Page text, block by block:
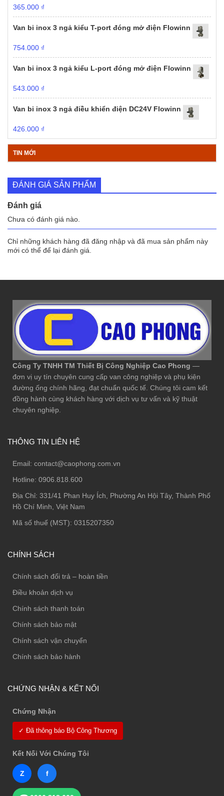
365.000 ₫
Van bi inox 3 ngả kiểu T-port đóng mở điện Flowinn
754.000 ₫
Van bi inox 3 ngả kiểu L-port đóng mở điện Flowinn
543.000 ₫
Van bi inox 3 ngả điều khiển điện DC24V Flowinn
426.000 ₫
TIN MỚI
ĐÁNH GIÁ SẢN PHẨM
Đánh giá
Chưa có đánh giá nào.
Chỉ những khách hàng đã đăng nhập và đã mua sản phẩm này
mới có thể để lại đánh giá.
Công Ty TNHH TM Thiết Bị Công Nghiệp Cao Phong —
đơn vị uy tín chuyên cung cấp van công nghiệp và phụ kiện
đường ống chính hãng, đạt chuẩn quốc tế. Chúng tôi cam kết
đồng hành cùng khách hàng với dịch vụ tư vấn và kỹ thuật
chuyên nghiệp.
THÔNG TIN LIÊN HỆ
Email: contact@caophong.com.vn
Hotline: 0906.818.600
Địa Chỉ: 331/41 Phan Huy Ích, Phường An Hội Tây, Thành Phố
Hồ Chí Minh, Việt Nam
Mã số thuế (MST): 0315207350
CHÍNH SÁCH
Chính sách đổi trả – hoàn tiền
Điều khoản dịch vụ
Chính sách thanh toán
Chính sách bảo mật
Chính sách vận chuyển
Chính sách bảo hành
CHỨNG NHẬN & KẾT NỐI
Chứng Nhận
✓ Đã thông báo Bộ Công Thương
Kết Nối Với Chúng Tôi
Z f